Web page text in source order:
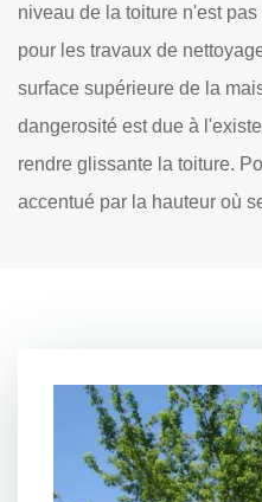
niveau de la toiture n'est
pour les travaux de
surface supérieure de la
dangerosité est due à
rendre glissante la toiture.
accentué par la hauteur où